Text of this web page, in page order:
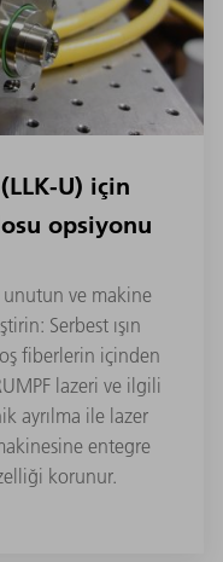
U) için
opsiyonu
unutun ve makine
Serbest ışın
fiberlerin içinden
lazeri ve ilgili
ayrılma ile lazer
entegre
korunur.